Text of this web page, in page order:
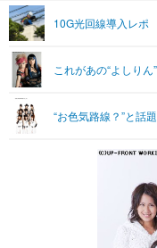
グラビア
ショッピング
ライフTOP
リリース一覧
プッシュ通知の停止方法
10G光回線導入レポ
これがあの“よしり
“お色気路線？”と話